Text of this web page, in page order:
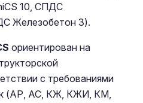
10, СПДС
Железобетон 3).
ориентирован на
с требованиями
(АР, АС, КЖ, КЖИ, КМ,